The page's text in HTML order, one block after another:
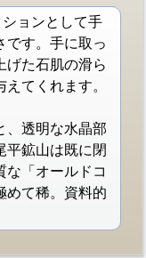
ョンとして手
です。手に取っ
げた石肌の滑ら
てくれます。
、透明な水晶部
平鉱山は既に閉
な「オールドコ
めて稀。資料的